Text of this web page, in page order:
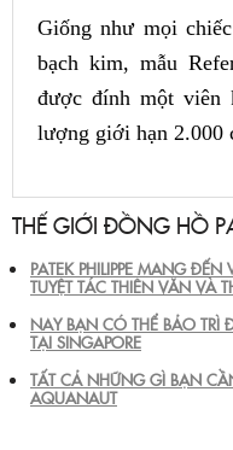
Giống như mọi
bạch kim, mẫu
được đính một
lượng giới hạn 2.000
THẾ GIỚI ĐỒNG HỒ
PATEK PHILIPPE MANG
TUYỆT TÁC THIÊN VĂN VÀ
NAY BẠN CÓ THỂ BẢO TRÌ
TẠI SINGAPORE
TẤT CẢ NHỮNG GÌ BẠN
AQUANAUT